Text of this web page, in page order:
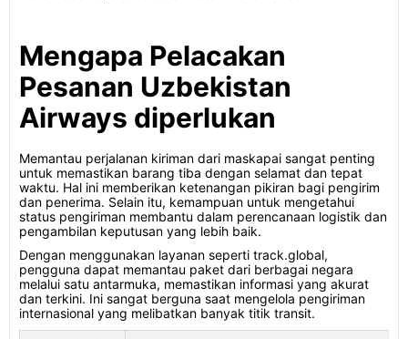
Mengapa Pelacakan
Pesanan Uzbekistan
Airways diperlukan
Memantau perjalanan kiriman dari maskapai sangat penting
untuk memastikan barang tiba dengan selamat dan tepat
waktu. Hal ini memberikan ketenangan pikiran bagi pengirim
dan penerima. Selain itu, kemampuan untuk mengetahui
status pengiriman membantu dalam perencanaan logistik dan
pengambilan keputusan yang lebih baik.
Dengan menggunakan layanan seperti track.global,
pengguna dapat memantau paket dari berbagai negara
melalui satu antarmuka, memastikan informasi yang akurat
dan terkini. Ini sangat berguna saat mengelola pengiriman
internasional yang melibatkan banyak titik transit.